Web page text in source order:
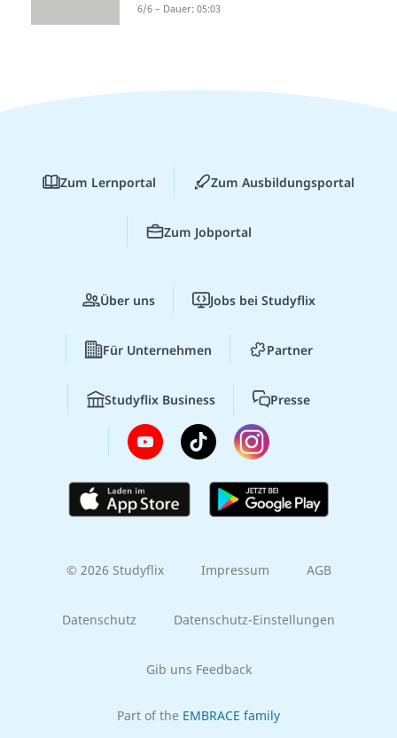
6/6 – Dauer: 05:03
Zum Lernportal Zum Ausbildungsportal
Zum Jobportal
Über uns Jobs bei Studyflix
Für Unternehmen Partner
Studyflix Business Presse
© 2026 Studyflix Impressum AGB
Datenschutz Datenschutz-Einstellungen
Gib uns Feedback
Part of the EMBRACE family